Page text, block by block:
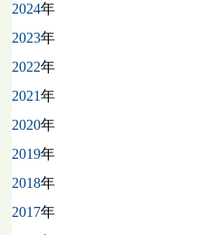
2024年
2023年
2022年
2021年
2020年
2019年
2018年
2017年